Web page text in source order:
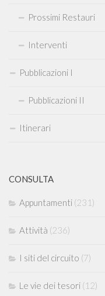
Prossimi Restauri
Interventi
Pubblicazioni I
Pubblicazioni II
Itinerari
CONSULTA
Appuntamenti (231)
Attività (236)
I siti del circuito (7)
Le vie dei tesori (12)